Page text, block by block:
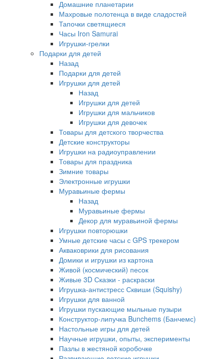
Домашние планетарии
Махровые полотенца в виде сладостей
Тапочки светящиеся
Часы Iron Samurai
Игрушки-грелки
Подарки для детей
Назад
Подарки для детей
Игрушки для детей
Назад
Игрушки для детей
Игрушки для мальчиков
Игрушки для девочек
Товары для детского творчества
Детские конструкторы
Игрушки на радиоуправлении
Товары для праздника
Зимние товары
Электронные игрушки
Муравьиные фермы
Назад
Муравьиные фермы
Декор для муравьиной фермы
Игрушки повторюшки
Умные детские часы с GPS трекером
Акваковрики для рисования
Домики и игрушки из картона
Живой (космический) песок
Живые 3D Сказки - раскраски
Игрушка-антистресс Сквиши (Squishy)
Игрушки для ванной
Игрушки пускающие мыльные пузыри
Конструктор-липучка Bunchems (Банчемс)
Настольные игры для детей
Научные игрушки, опыты, эксперименты
Пазлы в жестяной коробочке